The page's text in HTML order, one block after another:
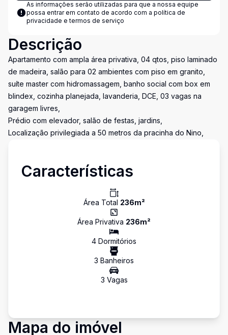
As informações serão utilizadas para que a nossa equipe
possa entrar em contato de acordo com a política de
privacidade e termos de serviço
Descrição
Apartamento com ampla área privativa, 04 qtos, piso laminado
de madeira, salão para 02 ambientes com piso em granito,
suíte master com hidromassagem, banho social com box em
blindex, cozinha planejada, lavanderia, DCE, 03 vagas na
garagem livres,
Prédio com elevador, salão de festas, jardins,
Localização privilegiada a 50 metros da pracinha do Nino,
Características
Área Total 236m²
Área Privativa 236m²
4 Dormitórios
3 Banheiros
3 Vagas
Mapa do imóvel